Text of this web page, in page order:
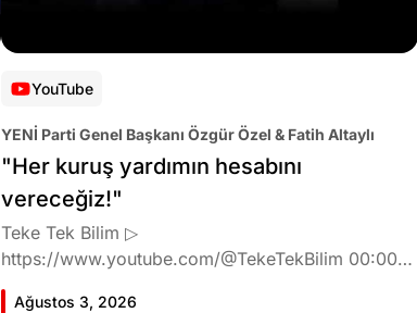
YouTube
YENİ Parti Genel Başkanı Özgür Özel & Fatih Altaylı
"Her kuruş yardımın hesabını
vereceğiz!"
Teke Tek Bilim ▷
https://www.youtube.com/@TekeTekBilim 00:00
Giriş 01:58 Butlan kararı 05:58 Butlan kararı kimin
Ağustos 3, 2026